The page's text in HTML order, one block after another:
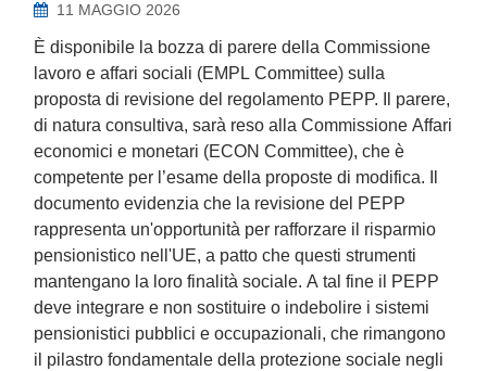
11 MAGGIO 2026
È disponibile la bozza di parere della Commissione
lavoro e affari sociali (EMPL Committee) sulla
proposta di revisione del regolamento PEPP. Il parere,
di natura consultiva, sarà reso alla Commissione Affari
economici e monetari (ECON Committee), che è
competente per l’esame della proposte di modifica. Il
documento evidenzia che la revisione del PEPP
rappresenta un'opportunità per rafforzare il risparmio
pensionistico nell'UE, a patto che questi strumenti
mantengano la loro finalità sociale. A tal fine il PEPP
deve integrare e non sostituire o indebolire i sistemi
pensionistici pubblici e occupazionali, che rimangono
il pilastro fondamentale della protezione sociale negli